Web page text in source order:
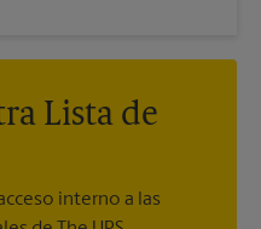
Lista de
interno a las